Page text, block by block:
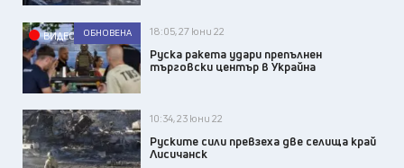
ВИДЕО ОБНОВЕНА 18:05, 27 юни 22
Руска ракета удари препълнен
търговски център в Украйна
10:34, 23 юни 22
Руските сили превзеха две селища край
Лисичанск